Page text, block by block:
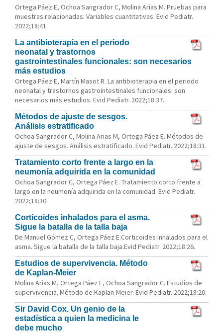
Ortega Páez E, Ochoa Sangrador C, Molina Arias M. Pruebas para
muestras relacionadas. Variables cuantitativas. Evid Pediatr.
2022;18:41.
La antibioterapia en el periodo
neonatal y trastornos
gastrointestinales funcionales: son necesarios
más estudios
Ortega Páez E, Martín Masot R. La antibioterapia en el periodo
neonatal y trastornos gastrointestinales funcionales: son
necesarios más estudios. Evid Pediatr. 2022;18:37.
Métodos de ajuste de sesgos.
Análisis estratificado
Ochoa Sangrador C, Molina Arias M, Ortega Páez E. Métodos de
ajuste de sesgos. Análisis estratificado. Evid Pediatr. 2022;18:31.
Tratamiento corto frente a largo en la
neumonía adquirida en la comunidad
Ochoa Sangrador C, Ortega Páez E. Tratamiento corto frente a
largo en la neumonía adquirida en la comunidad. Evid Pediatr.
2022;18:30.
Corticoides inhalados para el asma.
Sigue la batalla de la talla baja
De Manuel Gómez C, Ortega Páez E.Corticoides inhalados para el
asma. Sigue la batalla de la talla baja.Evid Pediatr. 2022;18:26.
Estudios de supervivencia. Método
de Kaplan-Meier
Molina Arias M, Ortega Páez E, Ochoa Sangrador C. Estudios de
supervivencia. Método de Kaplan-Meier. Evid Pediatr. 2022;18:20.
Sir David Cox. Un genio de la
estadística a quien la medicina le
debe mucho